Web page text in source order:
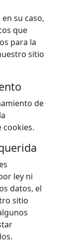
su caso,
que
para la
sitio
de
ley ni
datos, el
sitio